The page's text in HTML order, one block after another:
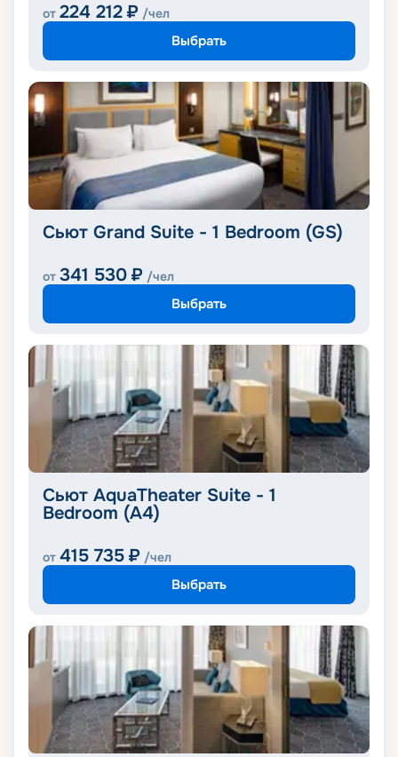
от 224 212 ₽ /чел
Выбрать
Сьют Grand Suite - 1 Bedroom (GS)
от 341 530 ₽ /чел
Выбрать
Сьют AquaTheater Suite - 1
Bedroom (A4)
от 415 735 ₽ /чел
Выбрать